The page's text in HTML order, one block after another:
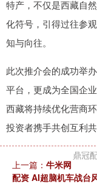
特产，不仅是西藏自
化符号，引得过往参
知与向往。
此次推介会的成功举
平台，更成为全国企
西藏将持续优化营商
投资者携手共创互利共
鼎冠
上一篇： 牛米网
配资 AI超脑机车战台